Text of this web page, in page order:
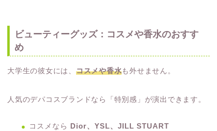
ビューティーグッズ：コスメや香水のおすす
め
大学生の彼女には、 コスメや香水も外せません。
人気のデパコスブランドなら「特別感」が演出できます。
コスメなら Dior、YSL、JILL STUART